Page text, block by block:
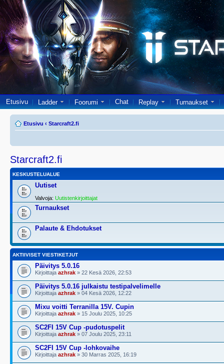
Etusivu Ladder Foorumi Chat Replay Turnaukset
Etusivu ‹ Starcraft2.fi
Starcraft2.fi
KESKUSTELUALUE
Uutiset
Valvoja: Uutistenkirjoittajat
Turnaukset
Palaute & Ehdotukset
AKTIIVISET VIESTIKETJUT
Päivitys 5.0.16
Kirjoittaja azhrak » 22 Kesä 2026, 22:53
Päivitys 5.0.16 julkaistu testipalvelimelle
Kirjoittaja azhrak » 04 Kesä 2026, 12:22
Mixu voitti Terranilla 15V. Cupin
Kirjoittaja azhrak » 15 Joulu 2025, 10:25
SC2FI 15V Cup -pudotuspelit
Kirjoittaja azhrak » 07 Joulu 2025, 23:11
SC2FI 15V Cup -lohkovaihe
Kirjoittaja azhrak » 30 Marras 2025, 16:19